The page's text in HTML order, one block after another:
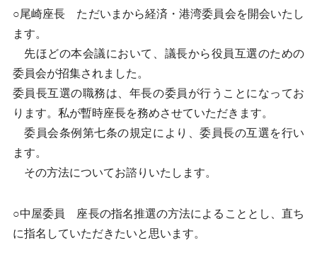
○尾崎座長 ただいまから経済・港湾委員会を開会いたし
ます。
先ほどの本会議において、議長から役員互選のための
委員会が招集されました。
委員長互選の職務は、年長の委員が行うことになってお
ります。私が暫時座長を務めさせていただきます。
委員会条例第七条の規定により、委員長の互選を行い
ます。
その方法についてお諮りいたします。
○中屋委員 座長の指名推選の方法によることとし、直ち
に指名していただきたいと思います。